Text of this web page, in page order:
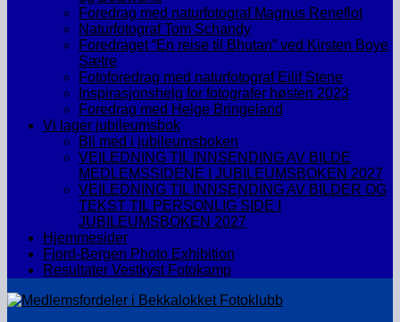
Foredrag med naturfotograf Magnus Reneflot
Naturfotograf Tom Schandy
Foredraget “En reise til Bhutan” ved Kirsten Boye
Sætre
Fotoforedrag med naturfotograf Eilif Stene
Inspirasjonshelg for fotografer høsten 2023
Foredrag med Helge Bringeland
Vi lager jubileumsbok
Bli med i jubileumsboken
VEILEDNING TIL INNSENDING AV BILDE
MEDLEMSSIDENE I JUBILEUMSBOKEN 2027
VEILEDNING TIL INNSENDING AV BILDER OG
TEKST TIL PERSONLIG SIDE I
JUBILEUMSBOKEN 2027
Hjemmesider
Fjord-Bergen Photo Exhibition
Resultater Vestkyst Fotokamp